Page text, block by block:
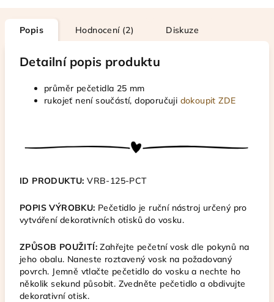
Popis Hodnocení (2) Diskuze
Detailní popis produktu
průměr pečetidla 25 mm
rukojeť není součástí, doporučuji dokoupit ZDE
ID PRODUKTU: VRB-125-PCT
POPIS VÝROBKU: Pečetidlo je ruční nástroj určený pro
vytváření dekorativních otisků do vosku.
ZPŮSOB POUŽITÍ:Zahřejte pečetní vosk dle pokynů na
jeho obalu. Naneste roztavený vosk na požadovaný
povrch. Jemně vtlačte pečetidlo do vosku a nechte ho
několik sekund působit. Zvedněte pečetidlo a obdivujte
dekorativní otisk.